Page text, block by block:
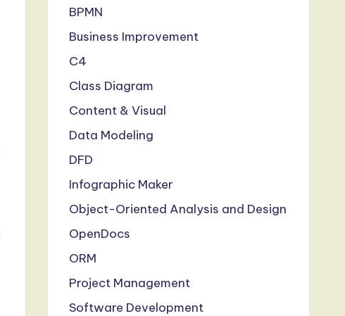
BPMN
Business Improvement
C4
Class Diagram
Content & Visual
Data Modeling
DFD
Infographic Maker
Object-Oriented Analysis and Design
OpenDocs
ORM
Project Management
Software Development